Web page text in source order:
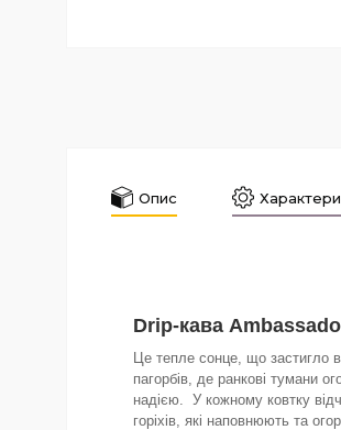
Опис
Drip-кава
Це тепле сонце, що застигло
пагорбів, де ранкові тумани
надією. У кожному ковтку
горіхів, які наповнюють та